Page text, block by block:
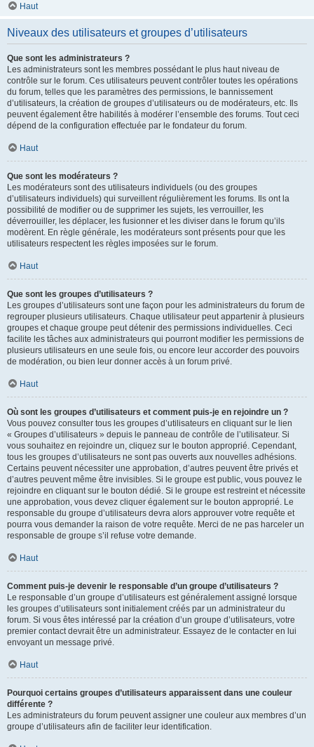
Haut
Niveaux des utilisateurs et groupes d’utilisateurs
Que sont les administrateurs ?
Les administrateurs sont les membres possédant le plus haut niveau de
contrôle sur le forum. Ces utilisateurs peuvent contrôler toutes les opérations
du forum, telles que les paramètres des permissions, le bannissement
d’utilisateurs, la création de groupes d’utilisateurs ou de modérateurs, etc. Ils
peuvent également être habilités à modérer l’ensemble des forums. Tout ceci
dépend de la configuration effectuée par le fondateur du forum.
Haut
Que sont les modérateurs ?
Les modérateurs sont des utilisateurs individuels (ou des groupes
d’utilisateurs individuels) qui surveillent régulièrement les forums. Ils ont la
possibilité de modifier ou de supprimer les sujets, les verrouiller, les
déverrouiller, les déplacer, les fusionner et les diviser dans le forum qu’ils
modèrent. En règle générale, les modérateurs sont présents pour que les
utilisateurs respectent les règles imposées sur le forum.
Haut
Que sont les groupes d’utilisateurs ?
Les groupes d’utilisateurs sont une façon pour les administrateurs du forum de
regrouper plusieurs utilisateurs. Chaque utilisateur peut appartenir à plusieurs
groupes et chaque groupe peut détenir des permissions individuelles. Ceci
facilite les tâches aux administrateurs qui pourront modifier les permissions de
plusieurs utilisateurs en une seule fois, ou encore leur accorder des pouvoirs
de modération, ou bien leur donner accès à un forum privé.
Haut
Où sont les groupes d’utilisateurs et comment puis-je en rejoindre un ?
Vous pouvez consulter tous les groupes d’utilisateurs en cliquant sur le lien
« Groupes d’utilisateurs » depuis le panneau de contrôle de l’utilisateur. Si
vous souhaitez en rejoindre un, cliquez sur le bouton approprié. Cependant,
tous les groupes d’utilisateurs ne sont pas ouverts aux nouvelles adhésions.
Certains peuvent nécessiter une approbation, d’autres peuvent être privés et
d’autres peuvent même être invisibles. Si le groupe est public, vous pouvez le
rejoindre en cliquant sur le bouton dédié. Si le groupe est restreint et nécessite
une approbation, vous devez cliquer également sur le bouton approprié. Le
responsable du groupe d’utilisateurs devra alors approuver votre requête et
pourra vous demander la raison de votre requête. Merci de ne pas harceler un
responsable de groupe s’il refuse votre demande.
Haut
Comment puis-je devenir le responsable d’un groupe d’utilisateurs ?
Le responsable d’un groupe d’utilisateurs est généralement assigné lorsque
les groupes d’utilisateurs sont initialement créés par un administrateur du
forum. Si vous êtes intéressé par la création d’un groupe d’utilisateurs, votre
premier contact devrait être un administrateur. Essayez de le contacter en lui
envoyant un message privé.
Haut
Pourquoi certains groupes d’utilisateurs apparaissent dans une couleur
différente ?
Les administrateurs du forum peuvent assigner une couleur aux membres d’un
groupe d’utilisateurs afin de faciliter leur identification.